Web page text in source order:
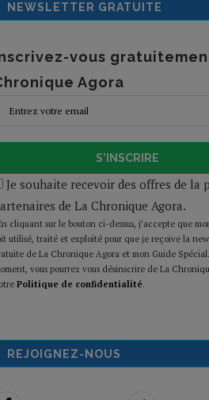
NEWSLETTER GRATUITE
vous
Agora
S'INSCRIRE
Je souhaite recevoir des offres de la
de La Chronique Agora.
cliquant sur le bouton ci-dessus, j’accepte que
utilisé, traité et exploité pour que je reçoive la
de La Chronique Agora et mon Guide
vous pourrez vous désinscrire de La
Politique de confidentialité.
REJOIGNEZ-NOUS